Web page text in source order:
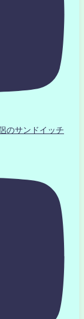
のサンドイッチ